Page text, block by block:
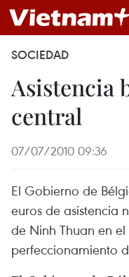
SOCIEDAD
Asistencia
central
07/07/2010 09:36
El Gobierno de
euros de asistencia
de Ninh Thuan en
perfeccionamiento